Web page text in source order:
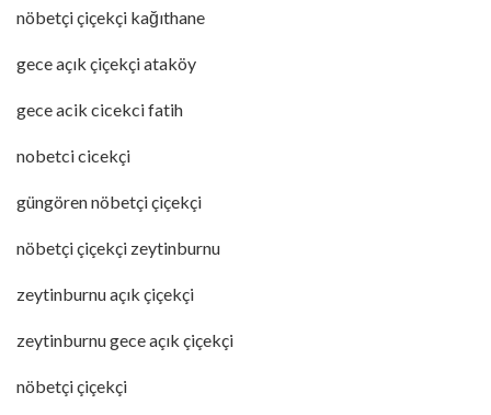
nöbetçi çiçekçi kağıthane
gece açık çiçekçi ataköy
gece acik cicekci fatih
nobetci cicekçi
güngören nöbetçi çiçekçi
nöbetçi çiçekçi zeytinburnu
zeytinburnu açık çiçekçi
zeytinburnu gece açık çiçekçi
nöbetçi çiçekçi